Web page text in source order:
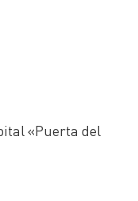
«Puerta del